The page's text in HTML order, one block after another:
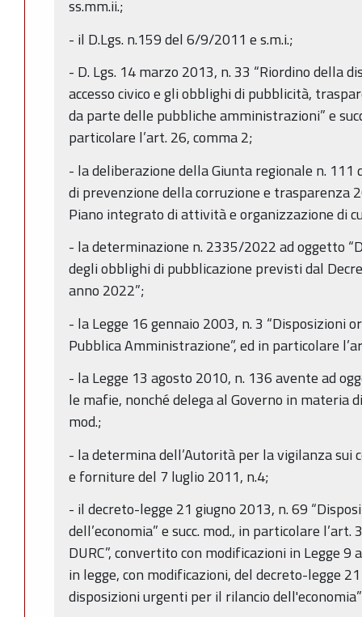
ss.mm.ii.;
- il D.Lgs. n.159 del 6/9/2011 e s.m.i.;
- D. Lgs. 14 marzo 2013, n. 33 “Riordino della
accesso civico e gli obblighi di pubblicità,
da parte delle pubbliche amministrazioni” e
particolare l’art. 26, comma 2;
- la deliberazione della Giunta regionale n.
di prevenzione della corruzione e trasparenza
Piano integrato di attività e organizzazione di
- la determinazione n. 2335/2022 ad oggetto
degli obblighi di pubblicazione previsti dal
anno 2022”;
- la Legge 16 gennaio 2003, n. 3 “Disposizioni
Pubblica Amministrazione”, ed in particolare
- la Legge 13 agosto 2010, n. 136 avente ad
le mafie, nonché delega al Governo in materia
mod.;
- la determina dell’Autorità per la vigilanza
e forniture del 7 luglio 2011, n.4;
- il decreto-legge 21 giugno 2013, n. 69
dell’economia” e succ. mod., in particolare
DURC”, convertito con modificazioni in Legge 9
in legge, con modificazioni, del decreto-legge
disposizioni urgenti per il rilancio